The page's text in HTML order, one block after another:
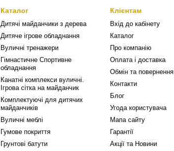
Каталог
Дитячі майданчики з дерева
Дитяче ігрове обладнання
Вуличні тренажери
Гімнастичне Спортивне
обладнання
Канатні комплекси вуличні.
Ігрова сітка на майданчик
Комплектуючі для дитячих
майданчиків
Вуличні меблі
Гумове покриття
Грунтові батути
Клієнтам
Вхід до кабінету
Каталог
Про компанію
Оплата і доставка
Обмін та повернення
Контакти
Блог
Угода користувача
Мапа сайту
Гарантії
Акції та Новини